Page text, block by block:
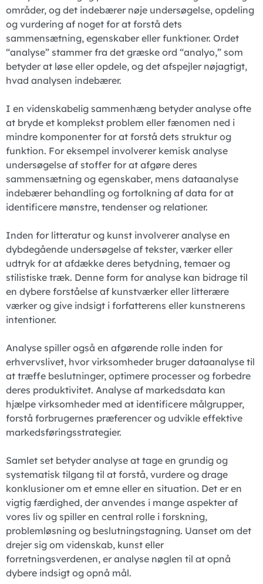
områder, og det indebærer nøje undersøgelse, opdeling
og vurdering af noget for at forstå dets
sammensætning, egenskaber eller funktioner. Ordet
“analyse” stammer fra det græske ord “analyo,” som
betyder at løse eller opdele, og det afspejler nøjagtigt,
hvad analysen indebærer.
I en videnskabelig sammenhæng betyder analyse ofte
at bryde et komplekst problem eller fænomen ned i
mindre komponenter for at forstå dets struktur og
funktion. For eksempel involverer kemisk analyse
undersøgelse af stoffer for at afgøre deres
sammensætning og egenskaber, mens dataanalyse
indebærer behandling og fortolkning af data for at
identificere mønstre, tendenser og relationer.
Inden for litteratur og kunst involverer analyse en
dybdegående undersøgelse af tekster, værker eller
udtryk for at afdække deres betydning, temaer og
stilistiske træk. Denne form for analyse kan bidrage til
en dybere forståelse af kunstværker eller litterære
værker og give indsigt i forfatterens eller kunstnerens
intentioner.
Analyse spiller også en afgørende rolle inden for
erhvervslivet, hvor virksomheder bruger dataanalyse til
at træffe beslutninger, optimere processer og forbedre
deres produktivitet. Analyse af markedsdata kan
hjælpe virksomheder med at identificere målgrupper,
forstå forbrugernes præferencer og udvikle effektive
markedsføringsstrategier.
Samlet set betyder analyse at tage en grundig og
systematisk tilgang til at forstå, vurdere og drage
konklusioner om et emne eller en situation. Det er en
vigtig færdighed, der anvendes i mange aspekter af
vores liv og spiller en central rolle i forskning,
problemløsning og beslutningstagning. Uanset om det
drejer sig om videnskab, kunst eller
forretningsverdenen, er analyse nøglen til at opnå
dybere indsigt og opnå mål.